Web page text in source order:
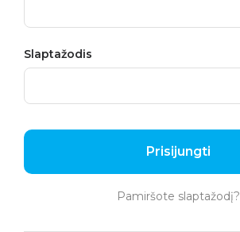
Slaptažodis
Prisijungti
Pamiršote slaptažodį?